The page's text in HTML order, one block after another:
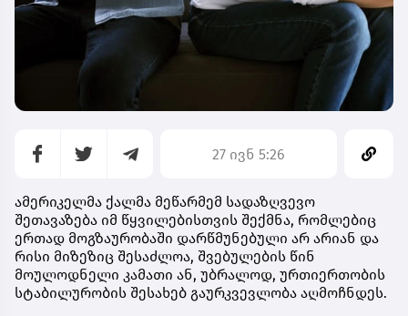
27 ივნ 5:26
ამერიკელმა ქალმა მეწარმემ სადაზღვევო
შეთავაზება იმ წყვილებისთვის შექმნა, რომლებიც
ერთად მოგზაურობაში დარწმუნებული არ არიან და
რისი მიზეზიც შესაძლოა, შვებულების წინ
მოულოდნელი კამათი ან, უბრალოდ, ურთიერთობის
სტაბილურობის შესახებ გაურკვევლობა აღმოჩნდეს.